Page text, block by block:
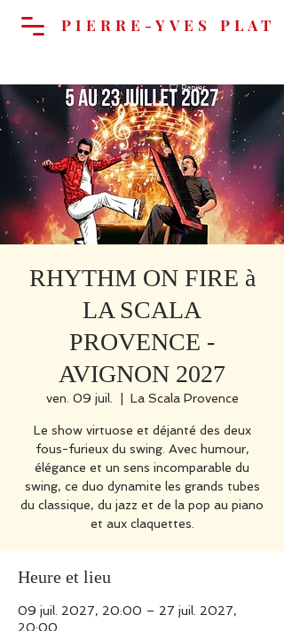
Panier
PIERRE-YVES PLAT
RHYTHM ON FIRE à
LA SCALA
PROVENCE -
AVIGNON 2027
ven. 09 juil. La Scala Provence
Le show virtuose et déjanté des deux
fous-furieux du swing. Avec humour,
élégance et un sens incomparable du
swing, ce duo dynamite les grands tubes
du classique, du jazz et de la pop au piano
et aux claquettes.
Heure et lieu
09 juil. 2027, 20:00 – 27 juil. 2027,
20:00